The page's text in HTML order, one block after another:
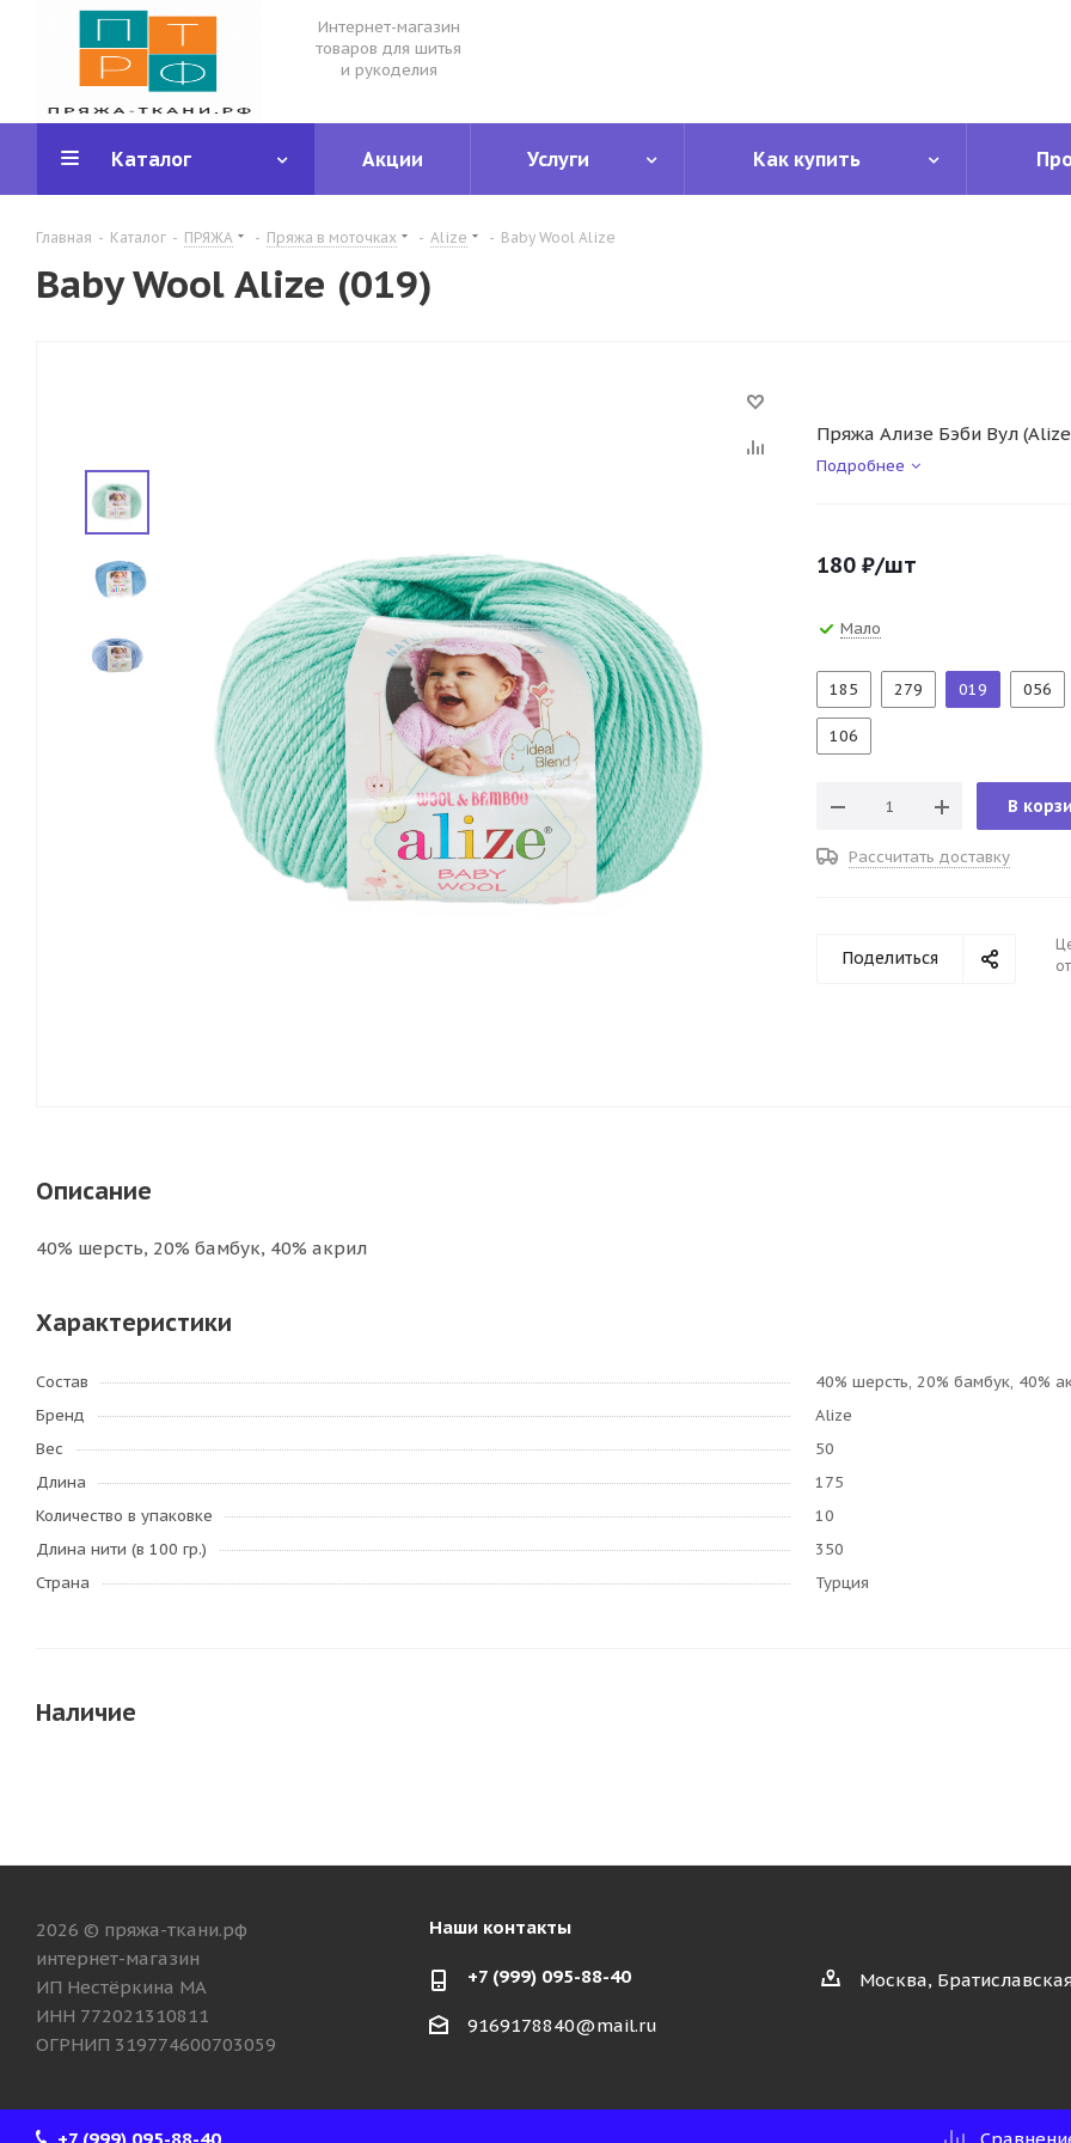
Интернет-магазин
товаров для шитья
и рукоделия
Каталог Акции Услуги Как купить
Главная - Каталог - ПРЯЖА - Пряжа в моточках - Alize - Baby Wool Alize
Baby Wool Alize (019)
Пряжа Ализе Бэби Вул
Подробнее
180 ₽/шт
Мало
185 279 019 056
106
В
Рассчитать доставку
Поделиться
Описание
40% шерсть, 20% бамбук, 40% акрил
Характеристики
Состав
40% шерсть, 20% бамбук, 40%
Бренд
Alize
Вес
50
Длина
175
Количество в упаковке
10
Длина нити (в 100 гр.)
350
Страна
Турция
Наличие
2026 © пряжа-ткани.рф
интернет-магазин
ИП Нестёркина МА
ИНН 772021310811
ОГРНИП 319774600703059
Наши контакты
+7 (999) 095-88-40
9169178840@mail.ru
Москва,